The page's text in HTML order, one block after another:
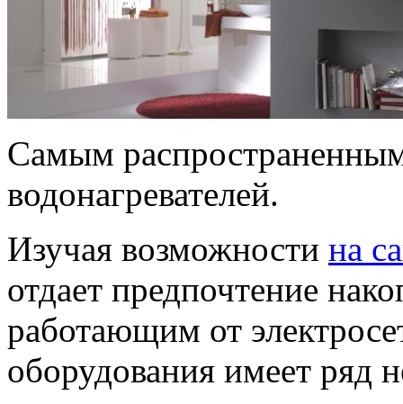
Самым распространенным
водонагревателей.
Изучая возможности на
отдает предпочтение
работающим от
оборудования имеет ряд